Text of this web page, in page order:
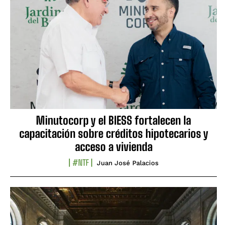
Minutocorp y el BIESS fortalecen la
capacitación sobre créditos hipotecarios y
acceso a vivienda
#NTF Juan José Palacios